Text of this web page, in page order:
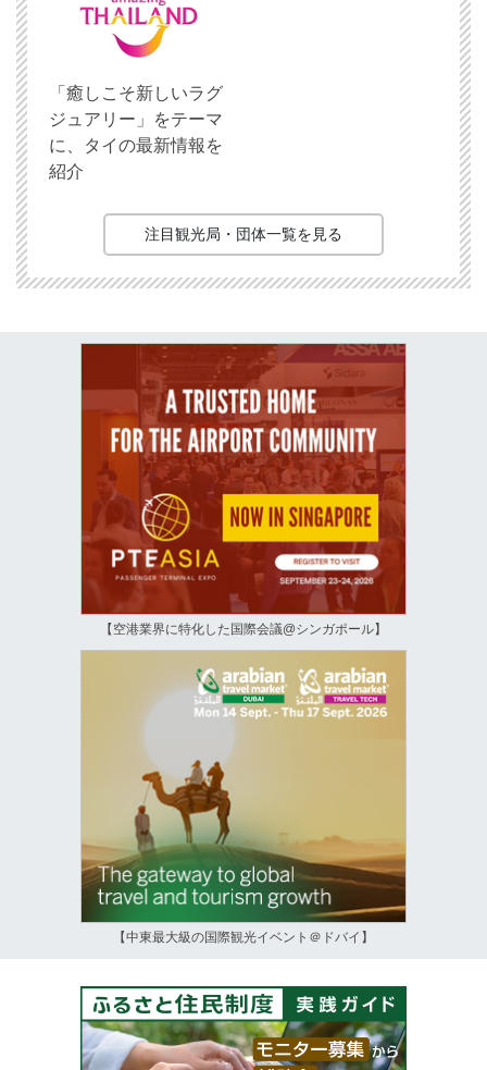
「癒しこそ新しいラグ
ジュアリー」をテーマ
に、タイの最新情報を
紹介
注目観光局・団体一覧を見る
【空港業界に特化した国際会議@シンガポール】
【中東最大級の国際観光イベント＠ドバイ】